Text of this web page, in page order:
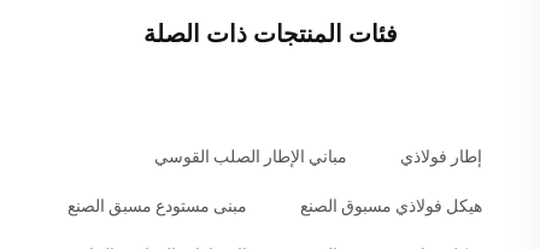
فئات المنتجات ذات الصلة
إطار فولاذي مباني الإطار الصلب القوسي
هيكل فولاذي مسبوق الصنع مبنى مستودع مسبق الصنع